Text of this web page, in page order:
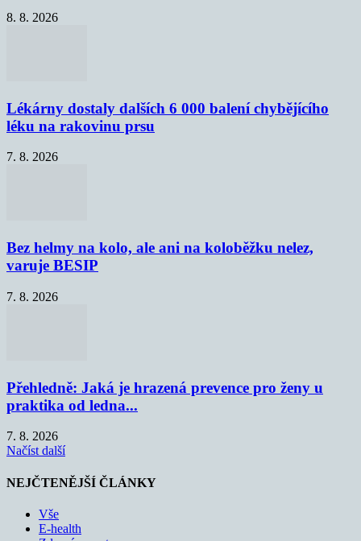
8. 8. 2026
Lékárny dostaly dalších 6 000 balení chybějícího
léku na rakovinu prsu
7. 8. 2026
Bez helmy na kolo, ale ani na koloběžku nelez,
varuje BESIP
7. 8. 2026
Přehledně: Jaká je hrazená prevence pro ženy u
praktika od ledna...
7. 8. 2026
Načíst další
NEJČTENĚJŠÍ ČLÁNKY
Vše
E-health